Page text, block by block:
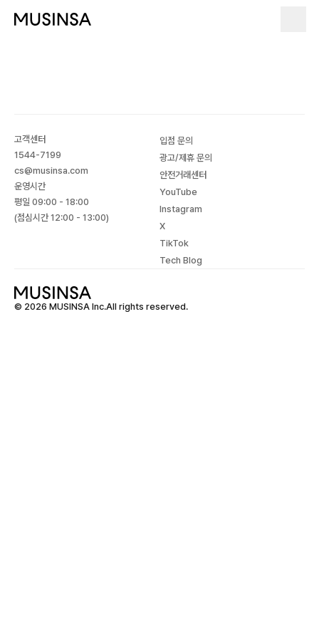
고객센터
1544-7199
cs@musinsa.com
운영시간
평일 09:00 - 18:00
(점심시간 12:00 - 13:00)
입점 문의
광고/제휴 문의
안전거래센터
YouTube
Instagram
X
TikTok
Tech Blog
© 2026 MUSINSA Inc.All rights reserved.